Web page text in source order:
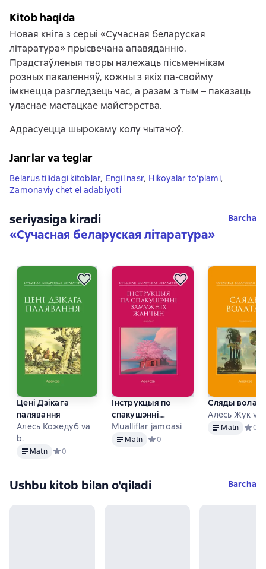
Kitob haqida
Новая кніга з серыі «Сучасная беларуская
літаратура» прысвечана апавяданню.
Прадстаўленыя творы належаць пісьменнікам
розных пакаленняў, кожны з якіх па-свойму
імкнецца разгледзець час, а разам з тым – паказаць
уласнае мастацкае майстэрства.
Адрасуецца шырокаму колу чытачоў.
Janrlar va teglar
Belarus tilidagi kitoblar, Engil nasr, Hikoyalar to‘plami,
Zamonaviy chet el adabiyoti
seriyasiga kiradi
«Сучасная беларуская лiтаратура»
Barcha
Цені Дзікага
палявання
Алесь Кожедуб va
b.
MatnMatn Средний рейтинг 0 на основе 0 оценок
0
Інструкцыя по
спакушэнні
замужніх жанчын
Mualliflar jamoasi
MatnMatn Средний рейтинг 0 на основе 0
0
Сляды
Алесь Жук va
MatnMatn 0
Ushbu kitob bilan o'qiladi Barcha